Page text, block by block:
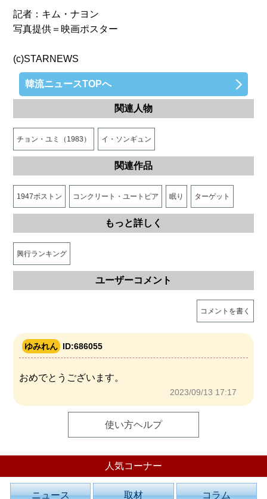
記者：キム・ナヨン
写真提供＝映画ポスター
(c)STARNEWS
韓流ニュースTOPへ
関連人物
チョン・ユミ（1983） イ・ソンギュン
関連作品
1947ボストン コンクリート・ユートピア 眠り ターゲット
もっと詳しく
興行ランキング
ユーザーコメント
コメントを書く
ゆみれん ID:686055
おめでとうございます。
2023/09/13 17:17
使い方ヘルプ
人気コーナー
ニュース 取材 コラム